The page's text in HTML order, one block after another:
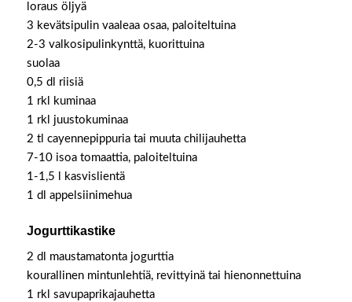
loraus öljyä
3 kevätsipulin vaaleaa osaa, paloiteltuina
2-3 valkosipulinkynttä, kuorittuina
suolaa
0,5 dl riisiä
1 rkl kuminaa
1 rkl juustokuminaa
2 tl cayennepippuria tai muuta chilijauhetta
7-10 isoa tomaattia, paloiteltuina
1-1,5 l kasvislientä
1 dl appelsiinimehua
Jogurttikastike
2 dl maustamatonta jogurttia
kourallinen mintunlehtiä, revittyinä tai hienonnettuina
1 rkl savupaprikajauhetta